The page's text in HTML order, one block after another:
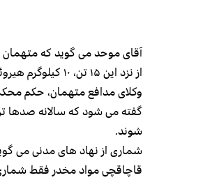
آقای موحد می گوید که
از نزد این ۱۵ تن، ۱۰ کیلوگرم هیروئین، بیش از ۷۹۸ کیلوگرم تریاک و ۱۴۲ کیلوگرم مورفین بدست آمده است.
وکلای مدافع متهمان، حکم
گفته می شود که سالانه صدها
شوند.
شماری از نهاد های مدنی می
قاچاقچی مواد مخدر فقط